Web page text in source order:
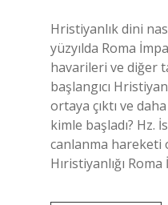
Hristiyanlık dini
yüzyılda Roma
havarileri ve diğer
başlangıcı
ortaya çıktı ve
kimle başladı? Hz.
canlanma hareketi
Hıristiyanlığı